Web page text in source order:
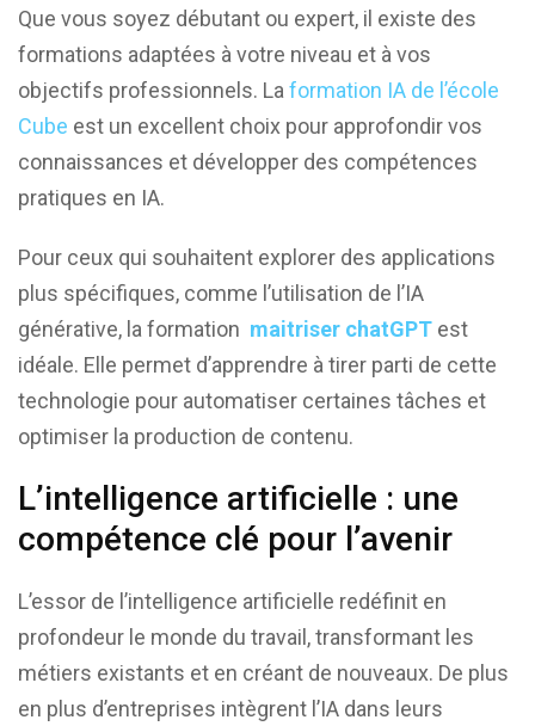
Que vous soyez débutant ou expert, il existe des
formations adaptées à votre niveau et à vos
objectifs professionnels. La formation IA de l’école
Cube est un excellent choix pour approfondir vos
connaissances et développer des compétences
pratiques en IA.
Pour ceux qui souhaitent explorer des applications
plus spécifiques, comme l’utilisation de l’IA
générative, la formation maitriser chatGPT est
idéale. Elle permet d’apprendre à tirer parti de cette
technologie pour automatiser certaines tâches et
optimiser la production de contenu.
L’intelligence artificielle : une
compétence clé pour l’avenir
L’essor de l’intelligence artificielle redéfinit en
profondeur le monde du travail, transformant les
métiers existants et en créant de nouveaux. De plus
en plus d’entreprises intègrent l’IA dans leurs